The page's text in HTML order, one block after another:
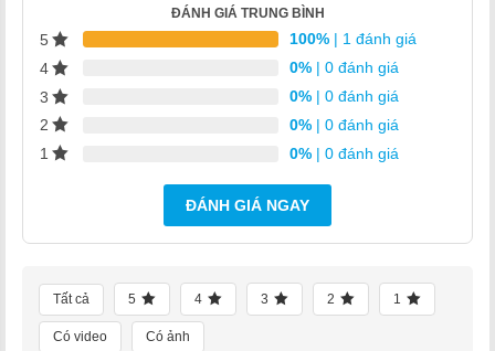
ĐÁNH GIÁ TRUNG BÌNH
5 100% | 1 đánh giá
4
0% | 0 đánh giá
3
0% | 0 đánh giá
2
0% | 0 đánh giá
1
0% | 0 đánh giá
ĐÁNH GIÁ NGAY
Tất cả 5 4 3 2 1
Có video Có ảnh